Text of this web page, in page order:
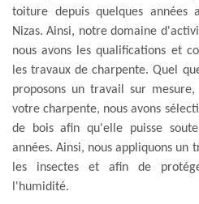
toiture depuis quelques années
Nizas. Ainsi, notre domaine
nous avons les qualifications et
les travaux de charpente. Quel
proposons un travail sur
votre charpente, nous avons
de bois afin qu'elle puisse
années. Ainsi, nous appliquons
les insectes et afin de
l'humidité.